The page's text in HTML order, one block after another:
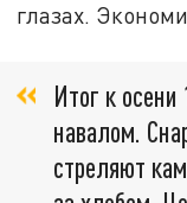
глазах.
Итог к
навалом.
стреляют